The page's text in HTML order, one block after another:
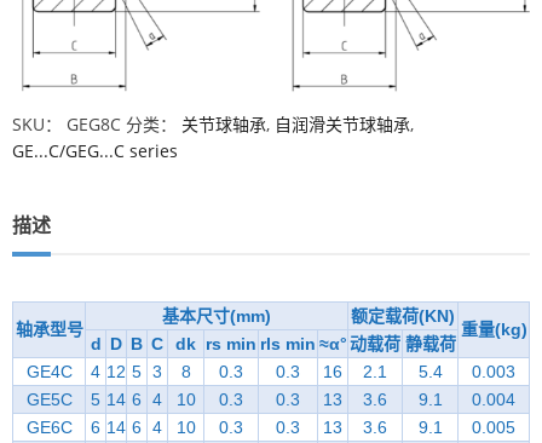
SKU： GEG8C 分类： 关节球轴承, 自润滑关节球轴承,
GE...C/GEG...C series
描述
轴承型号
基本尺寸(mm) 额定载荷(KN)
重量(kg)
d D B C dk rs min rls min ≈α°动载荷 静载荷
GE4C
4 12 5 3 8 0.3 0.3 16 2.1 5.4
0.003
GE5C
5 14 6 4 10 0.3 0.3 13 3.6 9.1
0.004
GE6C
6 14 6 4 10 0.3 0.3 13 3.6 9.1
0.005